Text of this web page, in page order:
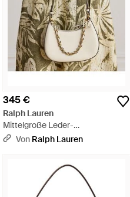
345 €
Ralph Lauren
Mittelgroße Leder-
Schultertasche Marcy - Weiß
Von Ralph Lauren